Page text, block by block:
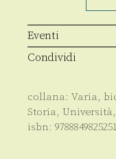
Eventi
Condividi
collana: Varia,
Storia, Università,
isbn: 9788849825251